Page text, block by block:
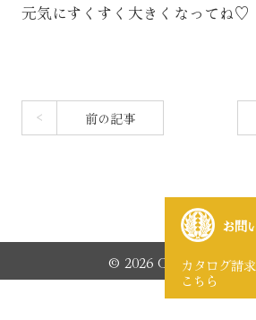
元気にすくすく大きくなってね♡
前の記事
お問
カタログ請
こちら
© 2026 CHUGIDO